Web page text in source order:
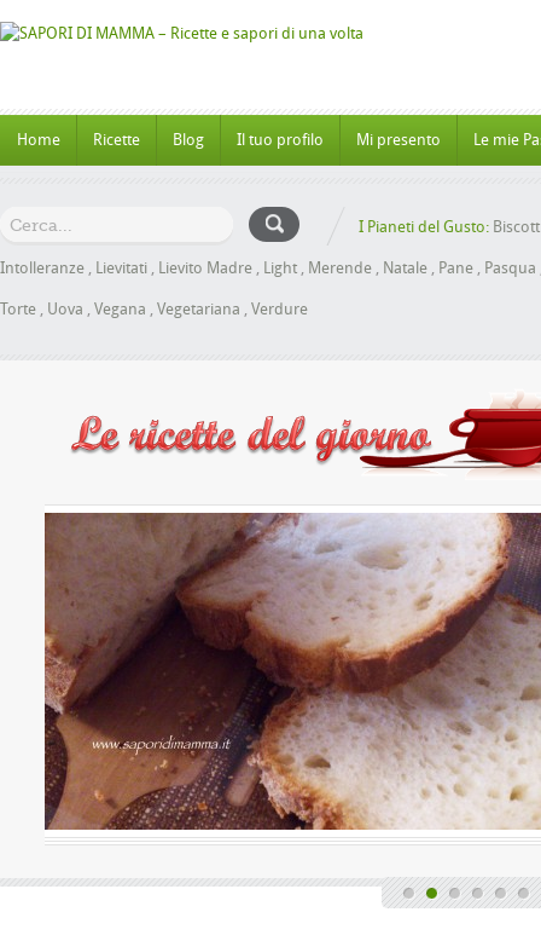
Home Ricette Blog Il tuo profilo Mi presento Le mie
I Pianeti del Gusto:
Intolleranze , Lievitati , Lievito Madre , Light , Merende , Natale , Pane , Pasqua
Torte , Uova , Vegana , Vegetariana , Verdure
al Miele senza
Valutazione media: (0 / 5)
quindi finita la fatica del lavoro settimanale
di casa, mi dedico alla mia grande passione.
un panbrioche salutare per la ...